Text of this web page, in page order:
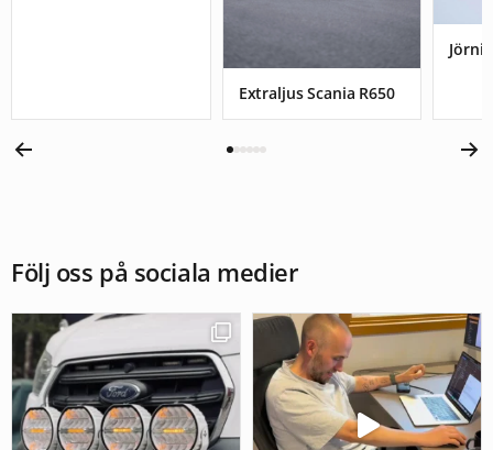
Extraljus Scania R650
Följ oss på sociala medier